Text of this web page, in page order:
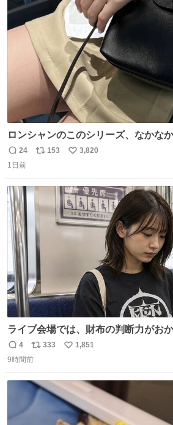
ロンシャンのこのシリーズ、なかな
ール価格になってる🖤✨レザーなの
持ってるだけでコーデが格上げされる
返
信
24
リ
数
153
い
数
3,820
1日前
ライブ会場では、財布の判断力がおか
返
信
4
リ
ポ
ト
数
333
い
数
1,851
9時間前